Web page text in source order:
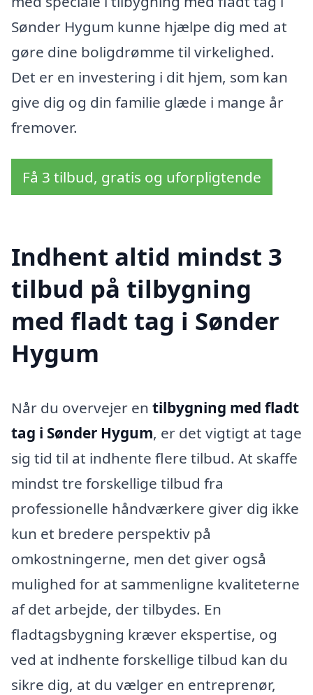
Sønder Hygum kunne hjælpe dig med at
gøre dine boligdrømme til virkelighed.
Det er en investering i dit hjem, som kan
give dig og din familie glæde i mange år
fremover.
Få 3 tilbud, gratis og uforpligtende
Indhent altid mindst 3
tilbud på tilbygning
med fladt tag i Sønder
Hygum
Når du overvejer en tilbygning med fladt
tag i Sønder Hygum, er det vigtigt at tage
sig tid til at indhente flere tilbud. At skaffe
mindst tre forskellige tilbud fra
professionelle håndværkere giver dig ikke
kun et bredere perspektiv på
omkostningerne, men det giver også
mulighed for at sammenligne kvaliteterne
af det arbejde, der tilbydes. En
fladtagsbygning kræver ekspertise, og
ved at indhente forskellige tilbud kan du
sikre dig, at du vælger en entreprenør,